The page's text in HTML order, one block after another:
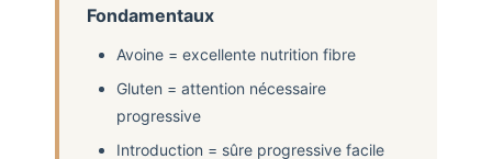
Fondamentaux
Avoine = excellente nutrition fibre
Gluten = attention nécessaire
progressive
Introduction = sûre progressive facile